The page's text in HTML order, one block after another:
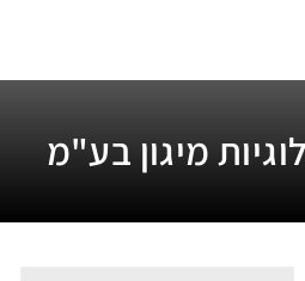
מיגון בע"מ